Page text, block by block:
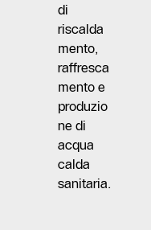
di
riscalda
mento,
raffresca
mento e
produzio
ne di
acqua
calda
sanitaria.